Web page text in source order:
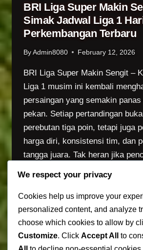
AMORIM
YANG
BIKIN
UNITED
INKONSISTEN
BRI Liga Super Makin
Simak Jadwal Liga 1
Perkembangan Terbaru
ByAdmin8080 February 12, 2026
BRI Liga Super Makin Sengit –
Liga 1 musim ini kembali
persaingan yang semakin
pekan. Setiap pertandingan
perebutan tiga poin, tetapi juga
harga diri, konsistensi tim, dan
tangga juara. Tak heran jika
terutama ketika…
LIGA
SUPER
MAKIN
SENGIT,
We respect your privacy
Cookies help us improve your
personalized content, and analyze
choose which cookies to allow by
Customize. Click Accept All to